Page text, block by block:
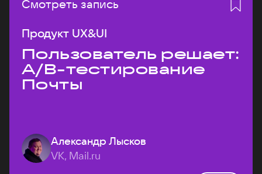
Смотреть запись
Продукт UX&UI
Пользователь решает:
A/B-тестирование
Почты
Александр Лысков
VK, Mail.ru